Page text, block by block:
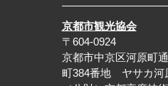
京都市観光協会
〒604-0924
京都市中京区河原町
町384番地 ヤサカ河